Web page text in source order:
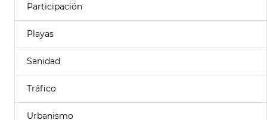
Participación
Playas
Sanidad
Tráfico
Urbanismo